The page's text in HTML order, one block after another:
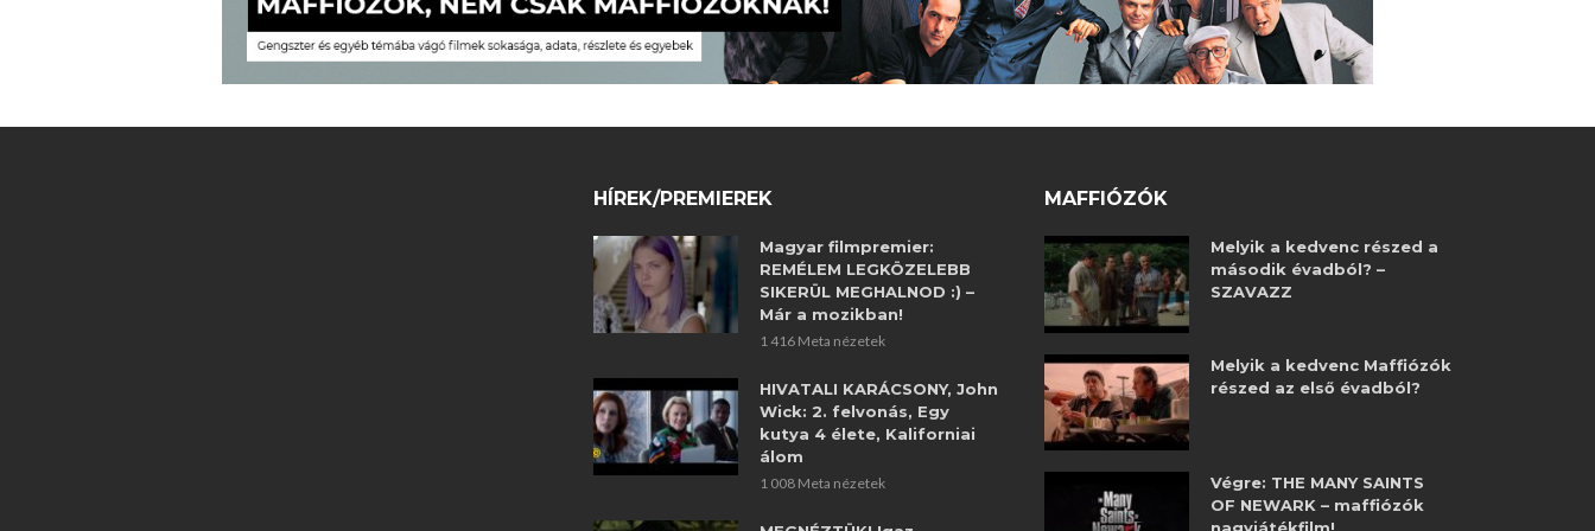
HÍREK/PREMIEREK
Magyar filmpremier:
REMÉLEM LEGKÖZELEBB
SIKERÜL MEGHALNOD :) –
Már a mozikban!
1 416 Meta nézetek
HIVATALI KARÁCSONY, John
Wick: 2. felvonás, Egy
kutya 4 élete, Kaliforniai
álom
1 008 Meta nézetek
MAFFIÓZÓK
Melyik a kedvenc részed a
második évadból? –
SZAVAZZ
Melyik a kedvenc Maffiózók
részed az első évadból?
Végre: THE MANY SAINTS
OF NEWARK – maffiózók
nagyjátékfilm!